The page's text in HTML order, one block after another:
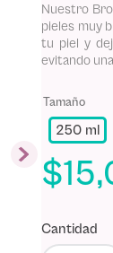
Nuestro
pieles muy
tu piel y
evitando
Tamaño
250 ml
$15,
Cantidad